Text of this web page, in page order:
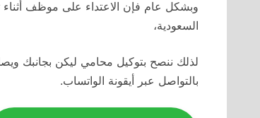
وبشكل عام فإن الاعتداء على موظف أثناء
السعودية،
لذلك ننصح بتوكيل محامي ليكن بجانبك
بالتواصل عبر أيقونة الواتساب.